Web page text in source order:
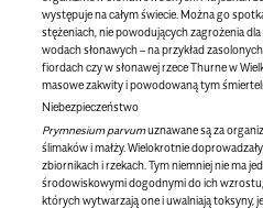
występuje na całym świecie. Można go
stężeniach, nie powodujących zagrożenia
wodach słonawych – na przykład
fiordach czy w słonawej rzece Thurne w
masowe zakwity i powodowaną tym
Niebezpieczeństwo
Prymnesium parvumuznawane są za
ślimaków i małży. Wielokrotnie
zbiornikach i rzekach. Tym niemniej nie ma
środowiskowymi dogodnymi do ich
których wytwarzają one i uwalniają toksyny,